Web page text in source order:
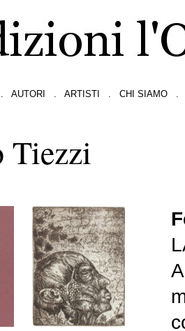
AUTORI ARTISTI CHI SIAMO
Tiezzi